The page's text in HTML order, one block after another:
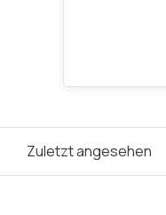
Zuletzt angesehen